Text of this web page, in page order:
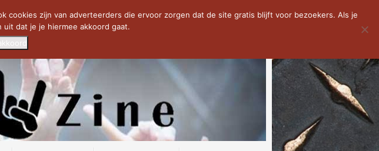
KOMT TERUG IN 0... CD VAN DE WEEK: SLEEPING...
zijn van adverteerders die ervoor zorgen dat de site gratis blijft voor bezoekers. Als je
dat je je hiermee akkoord gaat.